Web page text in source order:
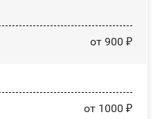
от 900 ₽
от 1000 ₽